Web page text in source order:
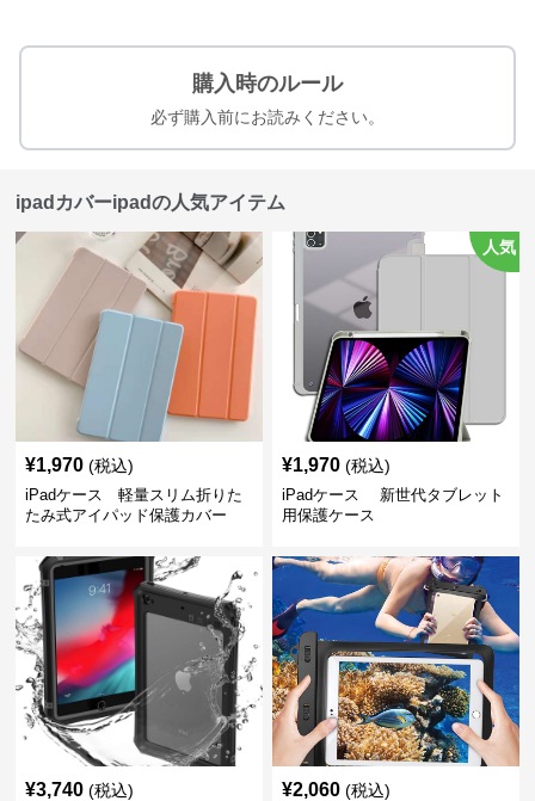
購入時のルール
必ず購入前にお読みください。
ipadカバーipadの人気アイテム
¥1,970 (税込)
iPadケース 軽量スリム折りた
たみ式アイパッド保護カバー
人気
¥1,970 (税込)
iPadケース 新世代タブレット
用保護ケース
¥3,740 (税込) ¥2,060 (税込)